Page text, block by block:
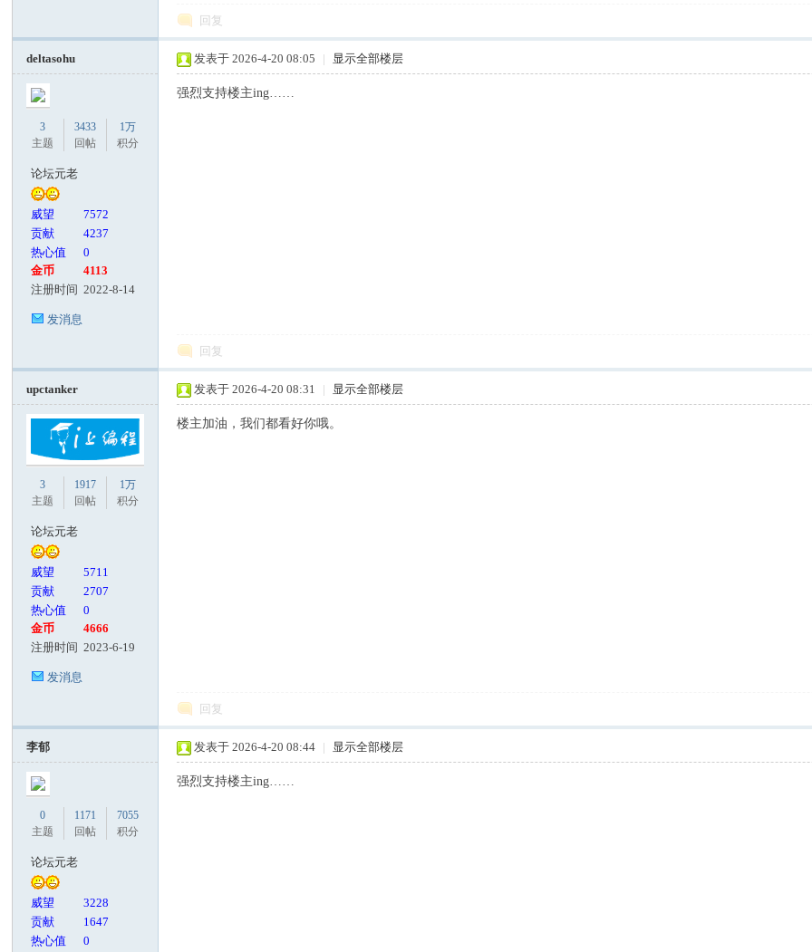
回复
deltasohu
3
主题
3433
回帖
1万
积分
论坛元老
威望
7572
贡献
4237
热心值
0
金币
4113
注册时间 2022-8-14
发消息
发表于 2026-4-20 08:05 | 显示全部楼层
强烈支持楼主ing……
回复
upctanker
3
主题
1917
回帖
1万
积分
论坛元老
威望
5711
贡献
2707
热心值
0
金币
4666
注册时间 2023-6-19
发消息
发表于 2026-4-20 08:31 | 显示全部楼层
楼主加油，我们都看好你哦。
回复
李郁
0
主题
1171
回帖
7055
积分
论坛元老
威望
3228
贡献
1647
热心值
0
发表于 2026-4-20 08:44 | 显示全部楼层
强烈支持楼主ing……